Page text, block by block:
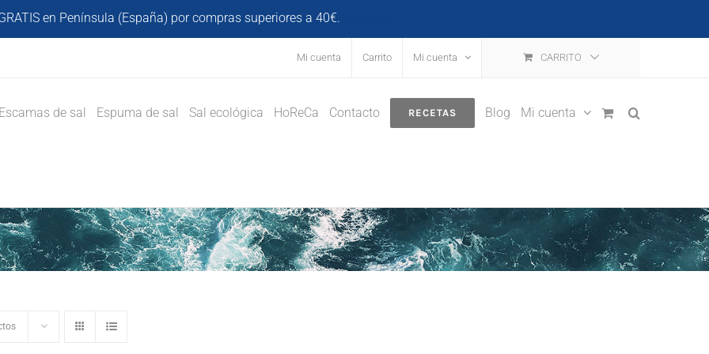
en Península (España) por compras superiores a 40€.
Mi cuenta Carrito Mi cuenta CARRITO
Escamas de sal Espuma de sal Sal ecológica HoReCa Contacto RECETAS Blog Mi cuenta